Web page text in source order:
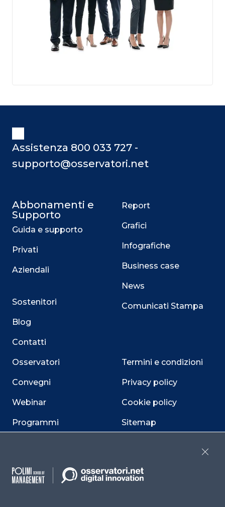
Assistenza 800 033 727 -
supporto@osservatori.net
Abbonamenti e
Supporto
Guida e supporto
Privati
Aziendali
Sostenitori
Blog
Contatti
Osservatori
Convegni
Webinar
Programmi
Report
Grafici
Infografiche
Business case
News
Comunicati Stampa
Termini e condizioni
Privacy policy
Cookie policy
Sitemap
Cookie Center